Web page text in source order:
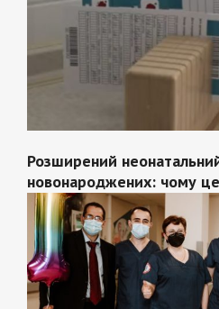
Розширений
новонароджених: чому